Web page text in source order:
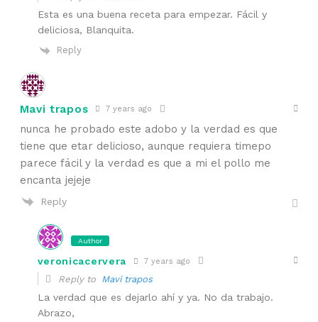
Esta es una buena receta para empezar. Fácil y
deliciosa, Blanquita.
Reply
Mavi trapos 7 years ago
nunca he probado este adobo y la verdad es que
tiene que etar delicioso, aunque requiera timepo
parece fácil y la verdad es que a mi el pollo me
encanta jejeje
Reply
Author
veronicacervera 7 years ago
Reply to Mavi trapos
La verdad que es dejarlo ahí y ya. No da trabajo.
Abrazo,